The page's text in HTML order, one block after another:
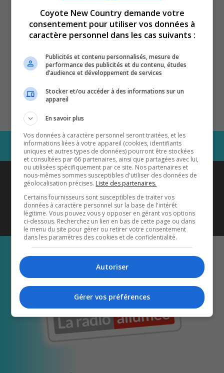
Coyote New Countryest diffusé
également sur1033 HD2
Écoutez-nous aussi sur…
Coyote New Country demande votre
consentement pour utiliser vos données à
caractère personnel dans les cas suivants :
Publicités et contenu personnalisés, mesure de
performance des publicités et du contenu, études
d’audience et développement de services
Stocker et/ou accéder à des informations sur un
appareil
En savoir plus
Vos données à caractère personnel seront traitées, et les
informations liées à votre appareil (cookies, identifiants
uniques et autres types de données) pourront être stockées
et consultées par 66 partenaires, ainsi que partagées avec lui,
ou utilisées spécifiquement par ce site. Nos partenaires et
nous-mêmes sommes susceptibles d'utiliser des données de
géolocalisation précises. Liste des partenaires.
Certains fournisseurs sont susceptibles de traiter vos
données à caractère personnel sur la base de l'intérêt
légitime. Vous pouvez vous y opposer en gérant vos options
ci-dessous. Recherchez un lien en bas de cette page ou dans
le menu du site pour gérer ou retirer votre consentement
dans les paramètres des cookies et de confidentialité.
Autoriser
Gérer vos préférences